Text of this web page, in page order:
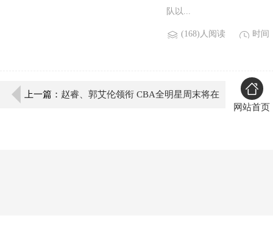
队以...
(168)人阅读 时间
上一篇： 赵睿、郭艾伦领衔 CBA全明星周末将在
网站首页